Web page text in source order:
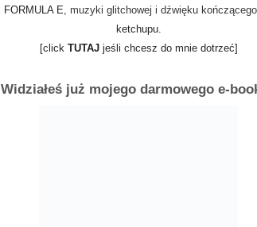
FORMULA E, muzyki glitchowej i dźwięku
ketchupu.
[click TUTAJjeśli chcesz do mnie dotrzeć]
Widziałeś już mojego darmowego e-